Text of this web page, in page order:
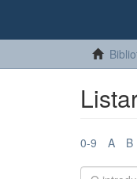
0-9 A B